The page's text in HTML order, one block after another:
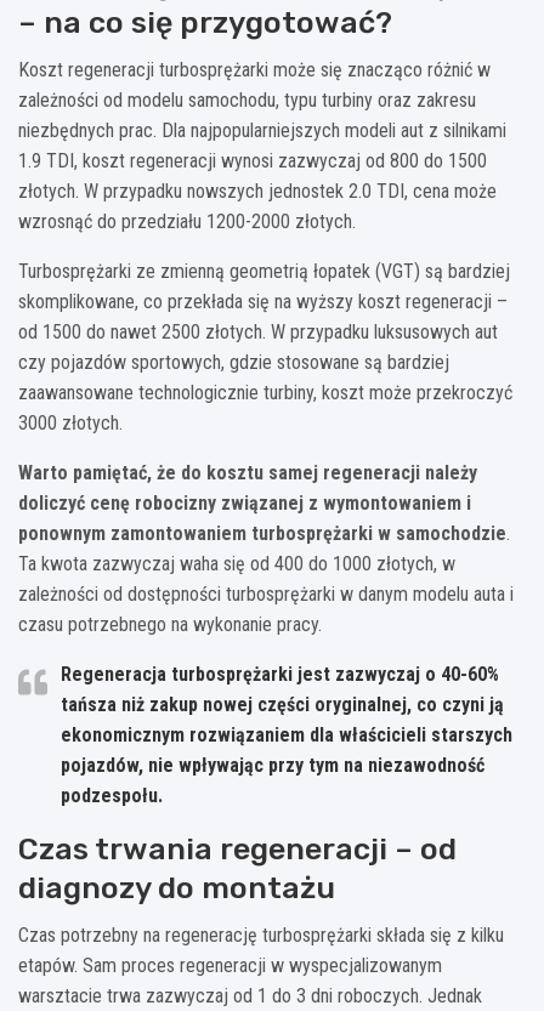
– na co się przygotować?
Koszt regeneracji turbosprężarki może się znacząco różnić w
zależności od modelu samochodu, typu turbiny oraz zakresu
niezbędnych prac. Dla najpopularniejszych modeli aut z silnikami
1.9 TDI, koszt regeneracji wynosi zazwyczaj od 800 do 1500
złotych. W przypadku nowszych jednostek 2.0 TDI, cena może
wzrosnąć do przedziału 1200-2000 złotych.
Turbosprężarki ze zmienną geometrią łopatek (VGT) są bardziej
skomplikowane, co przekłada się na wyższy koszt regeneracji –
od 1500 do nawet 2500 złotych. W przypadku luksusowych aut
czy pojazdów sportowych, gdzie stosowane są bardziej
zaawansowane technologicznie turbiny, koszt może przekroczyć
3000 złotych.
Warto pamiętać, że do kosztu samej regeneracji należy
doliczyć cenę robocizny związanej z wymontowaniem i
ponownym zamontowaniem turbosprężarki w samochodzie.
Ta kwota zazwyczaj waha się od 400 do 1000 złotych, w
zależności od dostępności turbosprężarki w danym modelu auta i
czasu potrzebnego na wykonanie pracy.
Regeneracja turbosprężarki jest zazwyczaj o 40-60%
tańsza niż zakup nowej części oryginalnej, co czyni ją
ekonomicznym rozwiązaniem dla właścicieli starszych
pojazdów, nie wpływając przy tym na niezawodność
podzespołu.
Czas trwania regeneracji – od
diagnozy do montażu
Czas potrzebny na regenerację turbosprężarki składa się z kilku
etapów. Sam proces regeneracji w wyspecjalizowanym
warsztacie trwa zazwyczaj od 1 do 3 dni roboczych. Jednak